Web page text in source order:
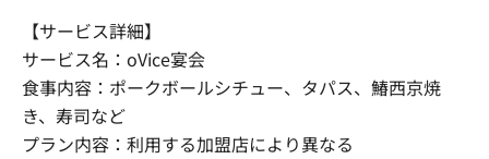
【サービス詳細】
サービス名： oVice宴会
食事内容：ポークボールシチュー、タパス、鰆西京焼
き、寿司など
プラン内容：利用する加盟店により異なる